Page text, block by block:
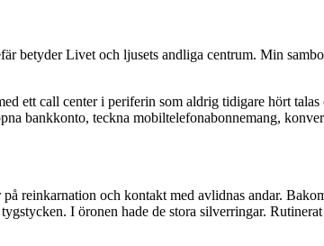
betyder Livet och ljusets andliga centrum. Min
ett call center i periferin som aldrig tidigare hört
bankkonto, teckna mobiltelefonabonnemang,
reinkarnation och kontakt med avlidnas andar.
I öronen hade de stora silverringar.